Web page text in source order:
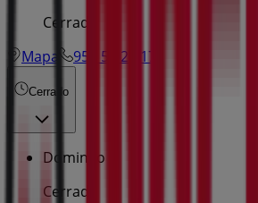
Cerrado
Mapa
952 58 22 17
Cerrado
Domingo
Cerrado